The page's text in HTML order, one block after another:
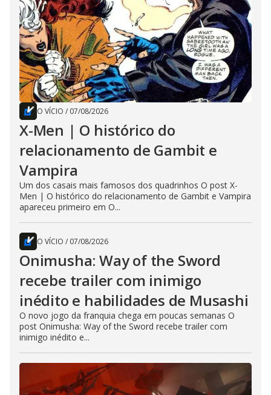
O VÍCIO / 07/08/2026
X-Men | O histórico do
relacionamento de Gambit e
Vampira
Um dos casais mais famosos dos quadrinhos O post X-
Men | O histórico do relacionamento de Gambit e Vampira
apareceu primeiro em O...
O VÍCIO / 07/08/2026
Onimusha: Way of the Sword
recebe trailer com inimigo
inédito e habilidades de Musashi
O novo jogo da franquia chega em poucas semanas O
post Onimusha: Way of the Sword recebe trailer com
inimigo inédito e...